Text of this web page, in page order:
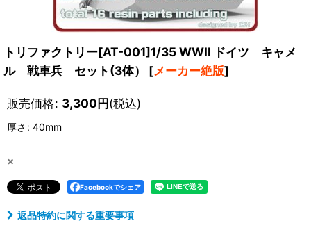
トリファクトリー[AT-001]1/35 WWII ドイツ キャメ
ル 戦車兵 セット(3体）
[メーカー絶版]
販売価格: 3,300円(税込)
厚さ : 40mm
×
Facebookでシェア
返品特約に関する重要事項